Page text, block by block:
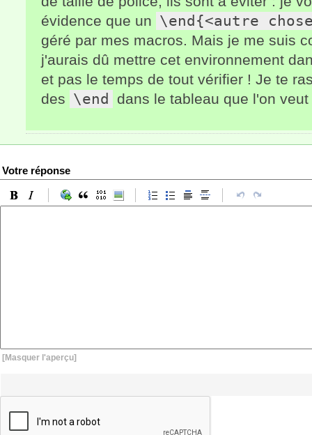
évidence que un \end{<autre
géré par mes macros. Mais je me suis
j'aurais dû mettre cet environnement
et pas le temps de tout vérifier ! Je te
des \end dans le tableau que l'on
Votre réponse
[Masquer l'aperçu]